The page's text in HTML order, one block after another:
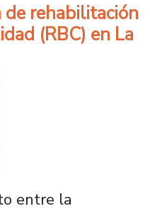
de rehabilitación
(RBC) en La
entre la